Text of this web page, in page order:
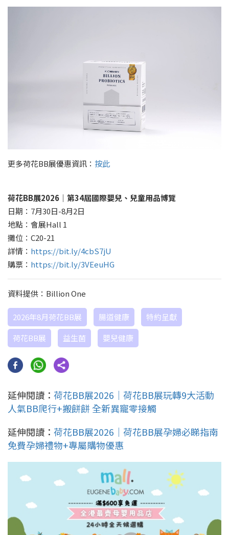
更多荷花BB展優惠資訊： 按此
荷花BB展2026 ｜第34屆國際嬰兒、兒童用品博覽
日期：7月30日-8月2日
地點：會展Hall 1
攤位：C20-21
詳情： https://bit.ly/4cbS7jU
購票： https://bit.ly/3VEeuHG
資料提供：Billion One
2026年8月荷花BB展 腸道健康
特約呈獻
荷花BB展
益生菌 嬰兒健康
延伸閱讀： 荷花BB展2026｜荷花BB展玩轉9大活動
人氣BB爬行+搬餅餅 全新異寵零接觸
延伸閱讀： 荷花BB展2026｜荷花BB展孕婦必睇指南
免費孕婦禮物+專屬購物優惠